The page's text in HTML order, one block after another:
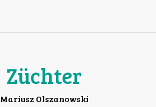
Züchter
Mariusz Olszanowski